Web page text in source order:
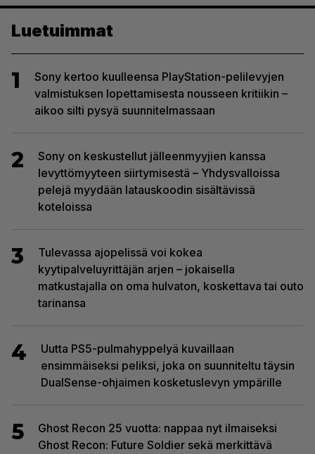
Luetuimmat
1
Sony kertoo kuulleensa PlayStation-pelilevyjen
valmistuksen lopettamisesta nousseen kritiikin –
aikoo silti pysyä suunnitelmassaan
2
Sony on keskustellut jälleenmyyjien kanssa
levyttömyyteen siirtymisestä – Yhdysvalloissa
pelejä myydään latauskoodin sisältävissä
koteloissa
3
Tulevassa ajopelissä voi kokea
kyytipalveluyrittäjän arjen – jokaisella
matkustajalla on oma hulvaton, koskettava tai outo
tarinansa
4
Uutta PS5-pulmahyppelyä kuvaillaan
ensimmäiseksi peliksi, joka on suunniteltu täysin
DualSense-ohjaimen kosketuslevyn ympärille
5
Ghost Recon 25 vuotta: nappaa nyt ilmaiseksi
Ghost Recon: Future Soldier sekä merkittävä